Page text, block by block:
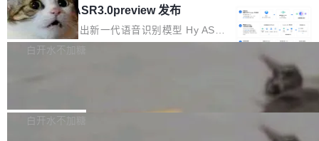
理解大规模代码仓时面临显著"代码仓理解"瓶
颈。 代码仓深度理解服务（以下简称" CodeBas
e深度理解服务"）是华为云码道（CodeA...
数据。2024年9月3日下午4点，他使用此前登录
的账号密码进入A集群，输入了一条被程序员圈
称为"删库跑路"的命令——最高管理员权限、无
自研的多个文生3D和...
oE 架构的大模型，好用到让人上瘾，但 GPU 显
存永远不够用。 Cloudflare 的 Workers AI 团队
一直在跑这些模型的推理。他们在官方博客上发
整性保护。效果是：吞吐量提升 41%，每 token
腾讯混元 Hy ASR3.0preview 发布
腾讯混元正式推出新一代语音识别模型 Hy ASR
3.0preview。基于最新一代大语言模型 Hy3 的
让语音识别不再只是听清，而是真正听懂。通过
白开水不加糖
新和少量网页兼容性修复版本。 Changes/fixe
白开水不加糖